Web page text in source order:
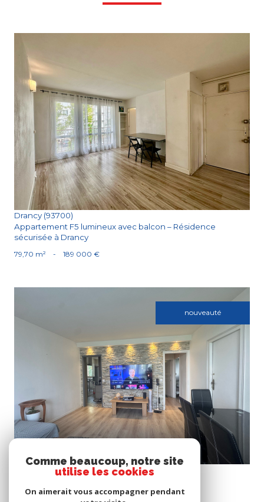
Voir le bien
Drancy (93700)
Appartement F5 lumineux avec balcon – Résidence
sécurisée à Drancy
79,70 m² - 189 000 €
nouveauté
Voir le bien
Drancy (93700)
Comme beaucoup, notre site
utilise les cookies
On aimerait vous accompagner pendant